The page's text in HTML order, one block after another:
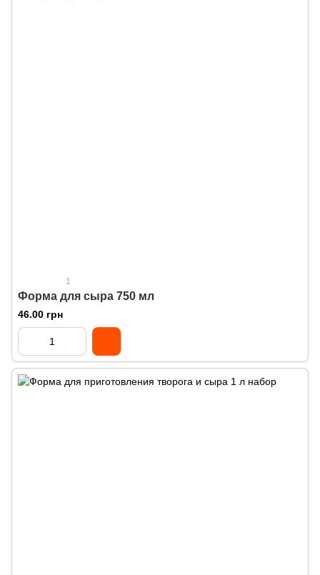
1
Форма для сыра 750 мл
46.00 грн